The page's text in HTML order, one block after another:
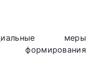
меры